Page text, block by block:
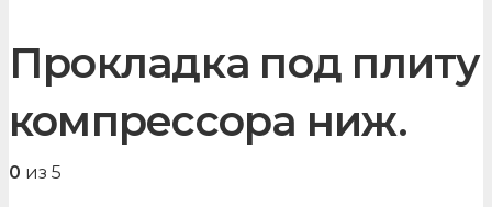
Прокладка под плиту
компрессора ниж.
0 из 5